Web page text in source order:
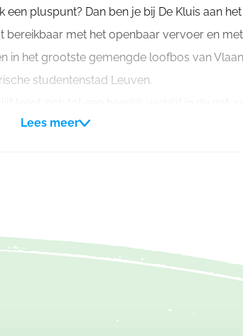
pluspunt? Dan ben je bij De Kluis aan
bereikbaar met het openbaar vervoer en
in het grootste gemengde loofbos van
studentenstad Leuven.
woudloperskeuken, een oriëntatieloop,
verleg je je grenzen op een
Lees meer